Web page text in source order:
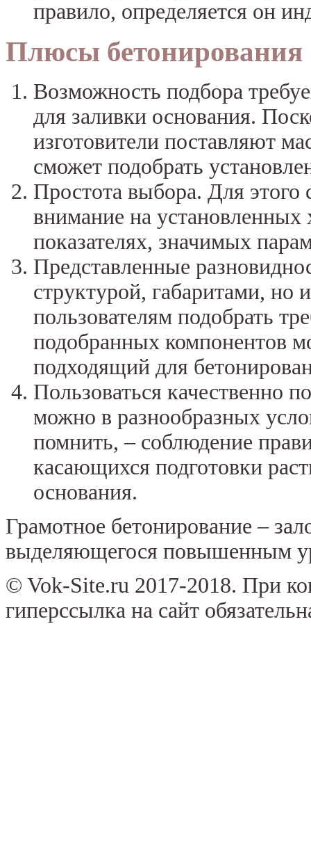
правило, определяется он
Плюсы бетонирования
Возможность подбора
для заливки основания.
изготовители поставляют
сможет подобрать
Простота выбора. Для этого
внимание на установленных
показателях, значимых
Представленные
структурой, габаритами, но
пользователям подобрать
подобранных компонентов
подходящий для
Пользоваться качественно
можно в разнообразных
помнить, – соблюдение
касающихся подготовки
основания.
Грамотное бетонирование –
выделяющегося повышенным
© Vok-Site.ru 2017-2018. При
гиперссылка на сайт